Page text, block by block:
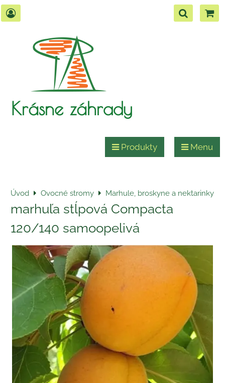
Krásne záhrady
Produkty Menu
Úvod Ovocné stromy Marhule, broskyne a nektarinky
marhuľa stĺpová Compacta
120/140 samoopelivá